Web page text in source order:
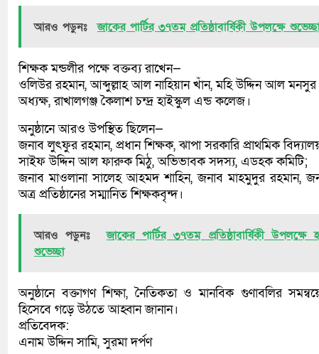
আরও পড়ুনঃ জাকের পার্টির ৩৭তম প্রতিষ্ঠাবার্ষিকী উপলক্ষে
শিক্ষক মন্ডলীর পক্ষে বক্তব্য রাখেন—
ওলিউর রহমান, আব্দুল্লাহ আল নাহিয়ান খাঁন, মহি উদ্দিন আল
অধ্যক্ষ, রাখালগঞ্জ কৈলাশ চন্দ্র হাইস্কুল এন্ড কলেজ।
অনুষ্ঠানে আরও উপস্থিত ছিলেন—
জনাব লুৎফুর রহমান, প্রধান শিক্ষক, ঝাপা সরকারি প্রাথমিক
সাইফ উদ্দিন আল ফারুক মিঠু, অভিভাবক সদস্য, এডহক কমিটি;
জনাব মাওলানা সালেহ আহমদ শাহিন, জনাব মাহমুদুর রহমান,
অত্র প্রতিষ্ঠানের সম্মানিত শিক্ষকবৃন্দ।
আরও পড়ুনঃ
জাকের পার্টির ৩৭তম প্রতিষ্ঠাবার্ষিকী উপলক্ষে
শুভেচ্ছা
অনুষ্ঠানে বক্তাগণ শিক্ষা, নৈতিকতা ও মানবিক গুণাবলির
হিসেবে গড়ে উঠতে আহ্বান জানান।
প্রতিবেদক:
এনাম উদ্দিন সামি, সুরমা দর্পণ